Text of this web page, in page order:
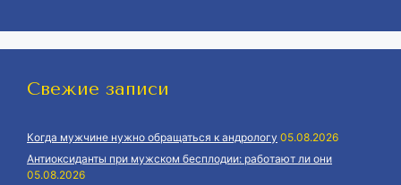
Свежие записи
Когда мужчине нужно обращаться к андрологу 05.08.2026
Антиоксиданты при мужском бесплодии: работают ли они
05.08.2026